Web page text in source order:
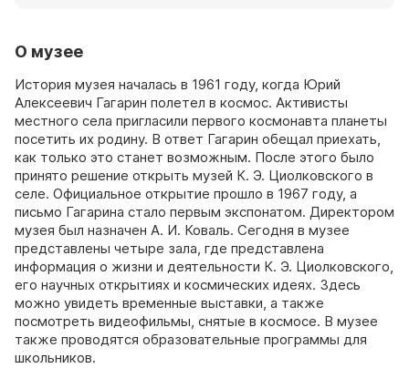
О музее
История музея началась в 1961 году, когда Юрий
Алексеевич Гагарин полетел в космос. Активисты
местного села пригласили первого космонавта планеты
посетить их родину. В ответ Гагарин обещал приехать,
как только это станет возможным. После этого было
принято решение открыть музей К. Э. Циолковского в
селе. Официальное открытие прошло в 1967 году, а
письмо Гагарина стало первым экспонатом. Директором
музея был назначен А. И. Коваль. Сегодня в музее
представлены четыре зала, где представлена
информация о жизни и деятельности К. Э. Циолковского,
его научных открытиях и космических идеях. Здесь
можно увидеть временные выставки, а также
посмотреть видеофильмы, снятые в космосе. В музее
также проводятся образовательные программы для
школьников.